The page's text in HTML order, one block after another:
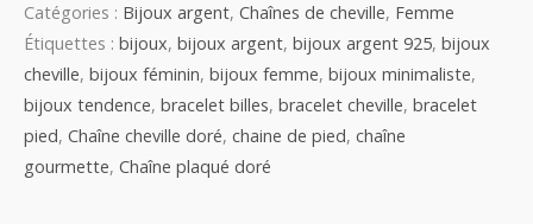
Catégories : Bijoux argent, Chaînes de cheville, Femme
Étiquettes : bijoux, bijoux argent, bijoux argent 925, bijoux
cheville, bijoux féminin, bijoux femme, bijoux minimaliste,
bijoux tendence, bracelet billes, bracelet cheville, bracelet
pied, Chaîne cheville doré, chaine de pied, chaîne
gourmette, Chaîne plaqué doré